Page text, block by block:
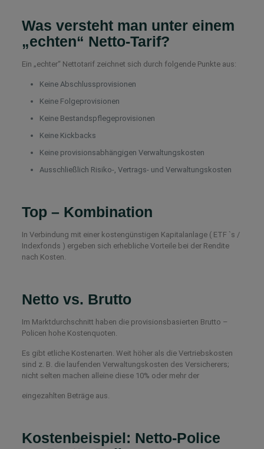
Was versteht man unter einem
„echten“ Netto-Tarif?
Ein „echter“ Nettotarif zeichnet sich durch folgende Punkte aus:
Keine Abschlussprovisionen
Keine Folgeprovisionen
Keine Bestandspflegeprovisionen
Keine Kickbacks
Keine provisionsabhängigen Verwaltungskosten
Ausschließlich Risiko-, Vertrags- und Verwaltungskosten
Top – Kombination
In Verbindung mit einer kostengünstigen Kapitalanlage ( ETF `s /
Indexfonds ) ergeben sich erhebliche Vorteile bei der Rendite
nach Kosten.
Netto vs. Brutto
Im Marktdurchschnitt haben die provisionsbasierten Brutto –
Policen hohe Kostenquoten.
Es gibt etliche Kostenarten. Weit höher als die Vertriebskosten
sind z. B. die laufenden Verwaltungskosten des Versicherers;
nicht selten machen alleine diese 10% oder mehr der
eingezahlten Beträge aus.
Kostenbeispiel: Netto-Police